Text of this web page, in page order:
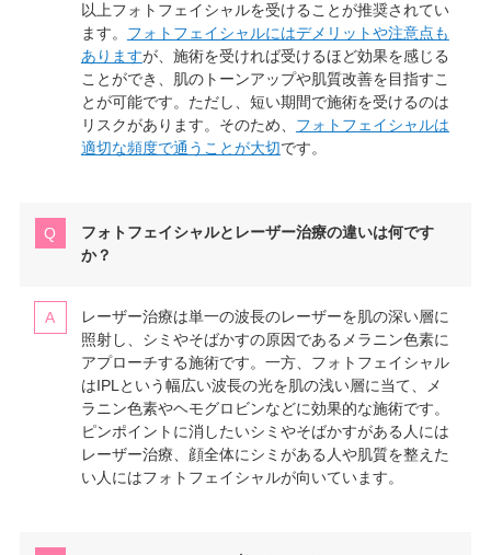
以上フォトフェイシャルを受けることが推奨されてい
ます。 フォトフェイシャルにはデメリットや注意点も
ありますが、施術を受ければ受けるほど効果を感じる
ことができ、肌のトーンアップや肌質改善を目指すこ
とが可能です。ただし、短い期間で施術を受けるのは
リスクがあります。そのため、 フォトフェイシャルは
適切な頻度で通うことが大切です。
フォトフェイシャルとレーザー治療の違いは何です
か？
レーザー治療は単一の波長のレーザーを肌の深い層に
照射し、シミやそばかすの原因であるメラニン色素に
アプローチする施術です。一方、フォトフェイシャル
はIPLという幅広い波長の光を肌の浅い層に当て、メ
ラニン色素やヘモグロビンなどに効果的な施術です。
ピンポイントに消したいシミやそばかすがある人には
レーザー治療、顔全体にシミがある人や肌質を整えた
い人にはフォトフェイシャルが向いています。